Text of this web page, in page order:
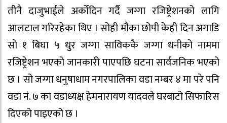
तीनै दाजुभाईले अर्कोदिन गर्दै जग्गा रजिष्ट्रेशनको लागि
आलटाल गरिरहेका थिए । सोही मौका छोपी केही दिन अगाडि
सो १ बिघा ५ धुर जग्गा साविककै जग्गा धनीको नाममा
रजिष्ट्रेशन भएको जानकारी पाएपछि घटना सार्वजनिक भएको
छ । सो जग्गा धनुषाधाम नगरपालिका वडा नम्बर ४ मा परे पनि
वडा नं. ७ का वडाध्यक्ष हेमनारायण यादवले घरबाटो सिफारिस
दिएको पाइएको छ ।